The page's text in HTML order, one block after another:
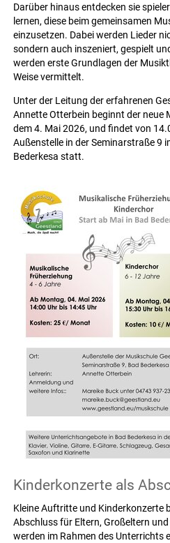
Darüber hinaus entdecken sie
lernen, diese beim gemeinsamen
einzusetzen. Dabei werden Lieder
sondern auch inszeniert, gespielt
werden erste Grundlagen der
Weise vermittelt.
Unter der Leitung der erfahrenen
Annette Otterbein beginnt der neue
dem 4. Mai 2026, und findet von
Außenstelle in der Seminarstraße 9
Bederkesa statt.
Kinderkonzerte als
Kleine Auftritte und Kinderkonzerte
Abschluss für Eltern, Großeltern
werden im Rahmen des Unterrichts